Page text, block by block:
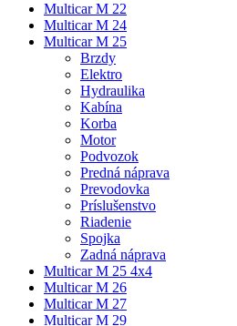
Multicar M 22
Multicar M 24
Multicar M 25
Brzdy
Elektro
Hydraulika
Kabína
Korba
Motor
Podvozok
Predná náprava
Prevodovka
Príslušenstvo
Riadenie
Spojka
Zadná náprava
Multicar M 25 4x4
Multicar M 26
Multicar M 27
Multicar M 29